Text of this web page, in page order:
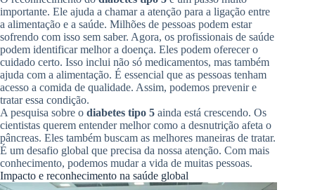
importante. Ele ajuda a chamar a atenção para a ligação entre
a alimentação e a saúde. Milhões de pessoas podem estar
sofrendo com isso sem saber. Agora, os profissionais de saúde
podem identificar melhor a doença. Eles podem oferecer o
cuidado certo. Isso inclui não só medicamentos, mas também
ajuda com a alimentação. É essencial que as pessoas tenham
acesso a comida de qualidade. Assim, podemos prevenir e
tratar essa condição.
A pesquisa sobre o diabetes tipo 5 ainda está crescendo. Os
cientistas querem entender melhor como a desnutrição afeta o
pâncreas. Eles também buscam as melhores maneiras de tratar.
É um desafio global que precisa da nossa atenção. Com mais
conhecimento, podemos mudar a vida de muitas pessoas.
Impacto e reconhecimento na saúde global